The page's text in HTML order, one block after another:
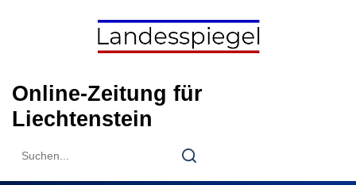
Online-Zeitung für
Liechtenstein
Search
Search